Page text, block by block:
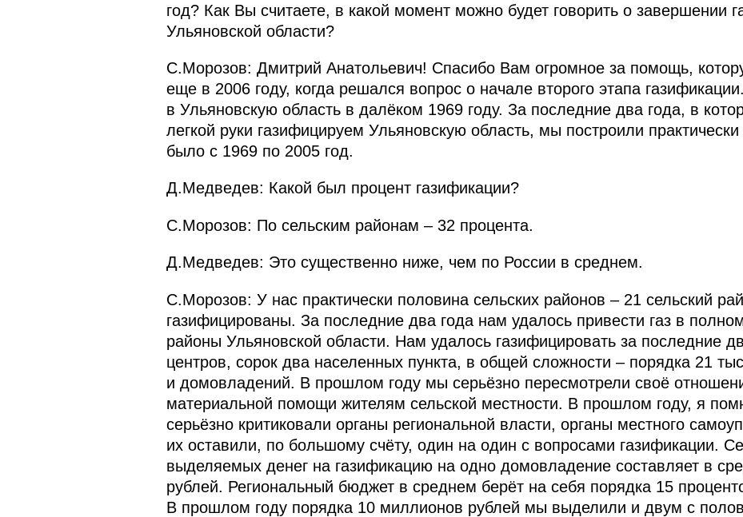
год? Как Вы считаете, в какой момент можно будет говорить о завершении
Ульяновской области?
С.Морозов: Дмитрий Анатольевич! Спасибо Вам огромное за помощь,
еще в 2006 году, когда решался вопрос о начале второго этапа
в Ульяновскую область в далёком 1969 году. За последние два года, в
легкой руки газифицируем Ульяновскую область, мы построили
было с 1969 по 2005 год.
Д.Медведев: Какой был процент газификации?
С.Морозов: По сельским районам – 32 процента.
Д.Медведев: Это существенно ниже, чем по России в среднем.
С.Морозов: У нас практически половина сельских районов – 21 сельский
газифицированы. За последние два года нам удалось привести газ в
районы Ульяновской области. Нам удалось газифицировать за последние
центров, сорок два населенных пункта, в общей сложности – порядка 21
и домовладений. В прошлом году мы серьёзно пересмотрели своё
материальной помощи жителям сельской местности. В прошлом году, я
серьёзно критиковали органы региональной власти, органы местного
их оставили, по большому счёту, один на один с вопросами газификации.
выделяемых денег на газификацию на одно домовладение составляет в
рублей. Региональный бюджет в среднем берёт на себя порядка 15
В прошлом году порядка 10 миллионов рублей мы выделили и двум с